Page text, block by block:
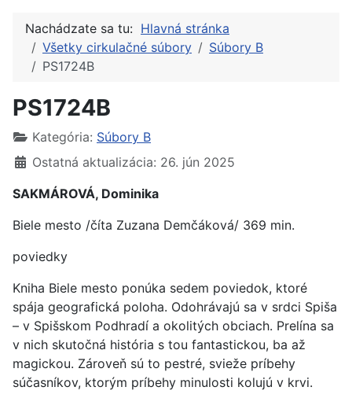
Nachádzate sa tu: Hlavná stránka
Všetky cirkulačné súbory
Súbory B
PS1724B
PS1724B
Kategória: Súbory B
Ostatná aktualizácia: 26. jún 2025
SAKMÁROVÁ, Dominika
Biele mesto /číta Zuzana Demčáková/ 369 min.
poviedky
Kniha Biele mesto ponúka sedem poviedok, ktoré
spája geografická poloha. Odohrávajú sa v srdci Spiša
– v Spišskom Podhradí a okolitých obciach. Prelína sa
v nich skutočná história s tou fantastickou, ba až
magickou. Zároveň sú to pestré, svieže príbehy
súčasníkov, ktorým príbehy minulosti kolujú v krvi.